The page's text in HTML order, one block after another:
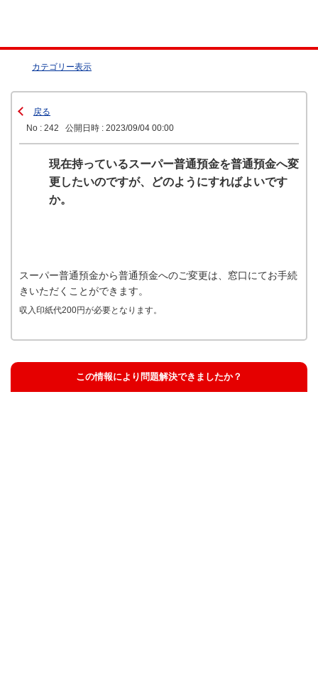
カテゴリー表示
戻る
No : 242
公開日時 : 2023/09/04 00:00
現在持っているスーパー普通預金を普通預金へ変
更したいのですが、どのようにすればよいです
か。
スーパー普通預金から普通預金へのご変更は、窓口にてお手続
きいただくことができます。
収入印紙代200円が必要となります。
この情報により問題解決できましたか？